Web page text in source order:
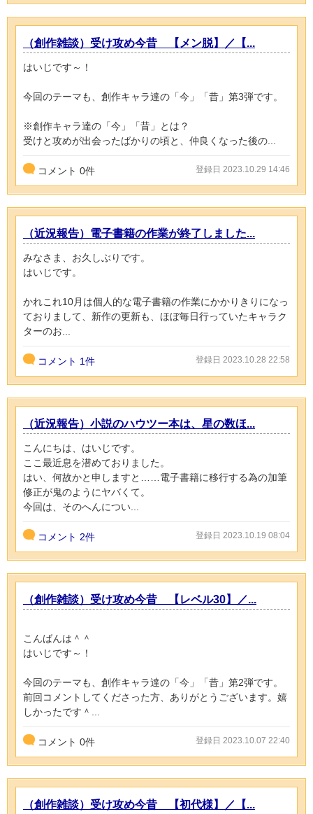
（創作雑談）受け攻め今昔 【メン脱】／【...
はいじです～！
今回のテーマも、創作キャラ達の「今」「昔」第3弾です。
※創作キャラ達の「今」「昔」とは？
受けと攻めが出会ったばかりの頃と、仲良くなった後の...
コメント 0件 登録日 2023.10.29 14:46
（近況報告）電子書籍の作業が終了しました...
みなさま、お久しぶりです。
はいじです。
かれこれ10月は個人的な電子書籍の作業にかかりきりになっ
ておりまして、新作の更新も、ほぼ毎日行っていたキャラク
ターのお...
コメント 1件 登録日 2023.10.28 22:58
（近況報告）小説のハウツー本は、星の数ほ...
こんにちは、はいじです。
ここ最近息を潜めておりました。
はい、何故かと申しますと……電子書籍に移行する為の加筆
修正が鬼のようにヤバくて。
今回は、そのへんについ...
コメント 2件 登録日 2023.10.19 08:04
（創作雑談）受け攻め今昔 【レベル30】／...
こんばんは＾＾
はいじです～！
今回のテーマも、創作キャラ達の「今」「昔」第2弾です。
前回コメントしてくださった方、ありがとうございます。嬉
しかったです＾...
コメント 0件 登録日 2023.10.07 22:40
（創作雑談）受け攻め今昔 【初代様】／【...